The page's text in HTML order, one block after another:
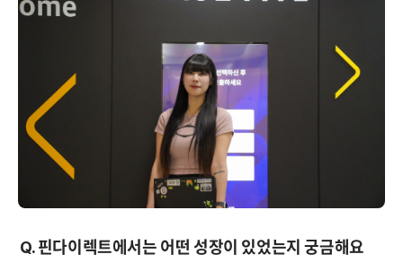
Q. 핀다이렉트에서는 어떤 성장이 있었는지 궁금해요